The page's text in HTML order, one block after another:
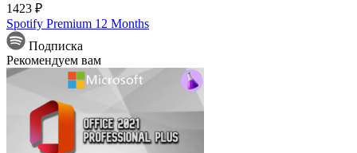
1423 ₽
Spotify Premium 12 Months
Подписка
Рекомендуем вам